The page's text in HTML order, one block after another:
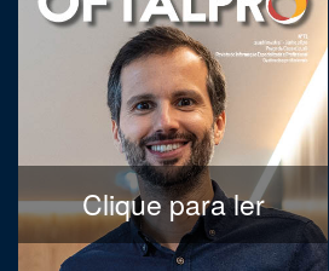
Clique para ler